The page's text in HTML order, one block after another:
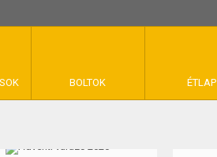
BOLTOK ÉTLAP